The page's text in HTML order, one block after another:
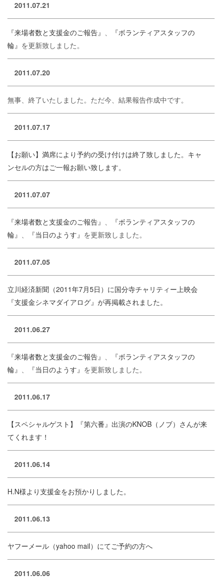
2011.07.21
『来場者数と支援金のご報告』
『ボランティアスタッフの
輪』 を更新致しました。
2011.07.20
無事、終了いたしました。ただ今、結果報告作成中です。
2011.07.17
【お願い】満席により予約の受け付けは終了致しました。キャ
ンセルの方はご一報お願い致します。
2011.07.07
『来場者数と支援金のご報告』
『ボランティアスタッフの
輪』
『当日のようす』 を更新致しました。
2011.07.05
立川経済新聞（2011年7月5日）に国分寺チャリティー上映会
『支援金シネマダイアログ』が再掲載されました。
2011.06.27
『来場者数と支援金のご報告』
『ボランティアスタッフの
輪』
『当日のようす』 を更新致しました。
2011.06.17
【スペシャルゲスト】『第六番』出演のKNOB（ノブ）さんが来
てくれます！
2011.06.14
H.N様より支援金をお預かりしました。
2011.06.13
ヤフーメール（yahoo mail）にてご予約の方へ
2011.06.06